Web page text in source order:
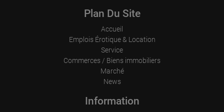
Nous attendons votre appel avec impatience.
Plan Du Site
Accueil
Emplois Érotique & Location
Service
Commerces / Biens immobiliers
Marché
News
Information